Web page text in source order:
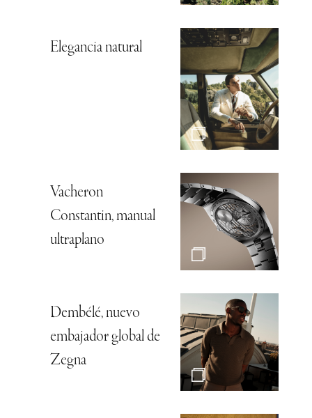
Elegancia natural
Vacheron
Constantin, manual
ultraplano
Dembélé, nuevo
embajador global de
Zegna